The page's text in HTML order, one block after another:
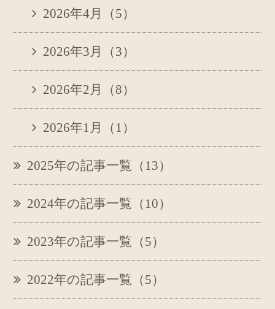
2026年4月（5）
2026年3月（3）
2026年2月（8）
2026年1月（1）
2025年の記事一覧（13）
2024年の記事一覧（10）
2023年の記事一覧（5）
2022年の記事一覧（5）